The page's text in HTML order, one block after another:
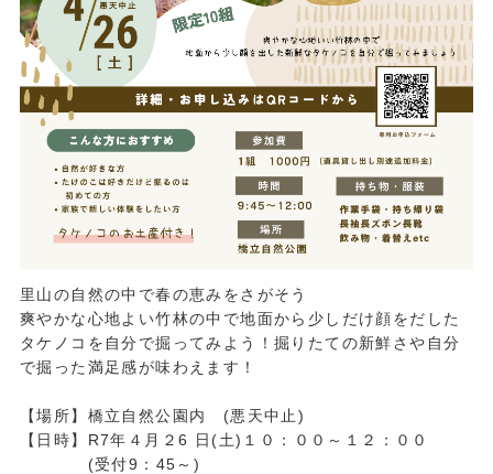
里山の自然の中で春の恵みをさがそう
爽やかな心地よい竹林の中で地面から少しだけ顔をだした
タケノコを自分で掘ってみよう！掘りたての新鮮さや自分
で掘った満足感が味わえます！
【場所】橋立自然公園内 (悪天中止)
【日時】R7年４月２6 日(土)１０：００～１２：００
(受付9：45～)